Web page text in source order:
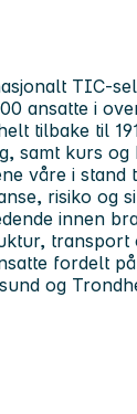
TIC-
ansatte i
tilbake til
samt kurs og
våre i
risiko og
innen
transport
fordelt
og